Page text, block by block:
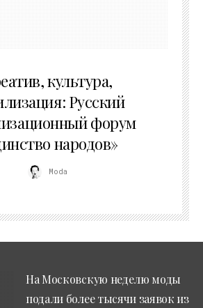
культура,
Русский
форум
народов»
Moda
На Московскую неделю моды
подали более тысячи заявок из